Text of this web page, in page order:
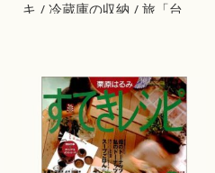
キ / 冷蔵庫の収納 / 旅「台